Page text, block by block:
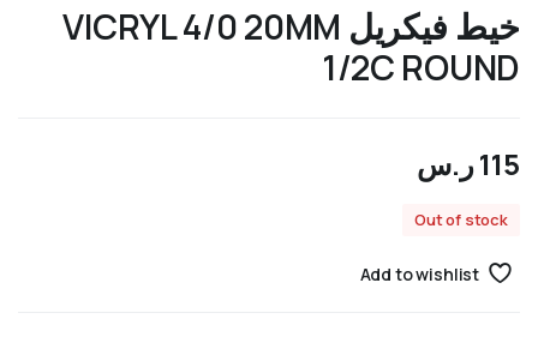
خيط فيكريل VICRYL 4/0 20MM
1/2C ROUND
115ر.س
Out of stock
Add to wishlist